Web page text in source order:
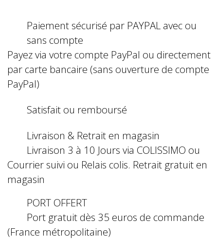
Paiement sécurisé par PAYPAL avec ou
sans compte
Payez via votre compte PayPal ou directement
par carte bancaire (sans ouverture de compte
PayPal)
Satisfait ou remboursé
Livraison & Retrait en magasin
Livraison 3 à 10 Jours via COLISSIMO ou
Courrier suivi ou Relais colis. Retrait gratuit en
magasin
PORT OFFERT
Port gratuit dès 35 euros de commande
(France métropolitaine)